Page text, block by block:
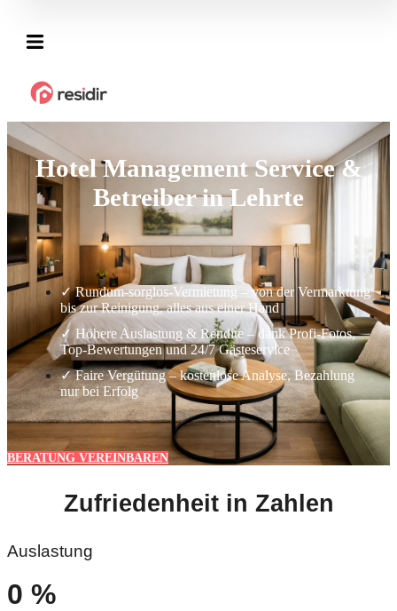
Hotel Management Service &
Betreiber in Lehrte
✓ Rundum-sorglos-Vermietung – von der Vermarktung
bis zur Reinigung, alles aus einer Hand
✓ Höhere Auslastung & Rendite – dank Profi-Fotos,
Top-Bewertungen und 24/7 Gästeservice
✓ Faire Vergütung – kostenlose Analyse, Bezahlung
nur bei Erfolg
BERATUNG VEREINBAREN
Zufriedenheit in Zahlen
Auslastung
0 %